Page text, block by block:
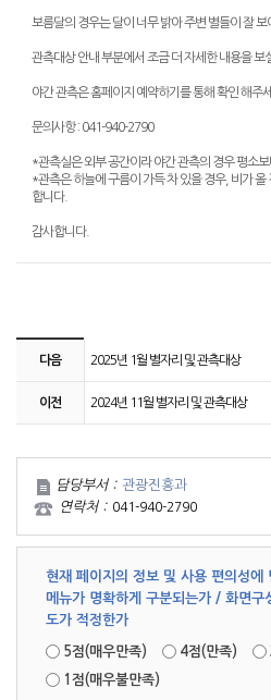
보름달의 경우는 달이 너무 밝아 주변 별들이 잘 보
관측대상 안내 부분에서 조금 더 자세한 내용을 보
야간 관측은 홈페이지 예약하기를 통해 확인 해주
문의사항 : 041-940-2790
*관측실은 외부 공간이라 야간 관측의 경우 평소
*관측은 하늘에 구름이 가득 차 있을 경우, 비가 올
합니다.
감사합니다.
다음 2025년 1월 별자리 및 관측대상
이전 2024년 11월 별자리 및 관측대상
담당부서 : 관광진흥과
연락처 : 041-940-2790
현재 페이지의 정보 및 사용 편의성에
메뉴가 명확하게 구분되는가 / 화면
도가 적정한가
5점(매우만족) 4점(만족)
1점(매우불만족)